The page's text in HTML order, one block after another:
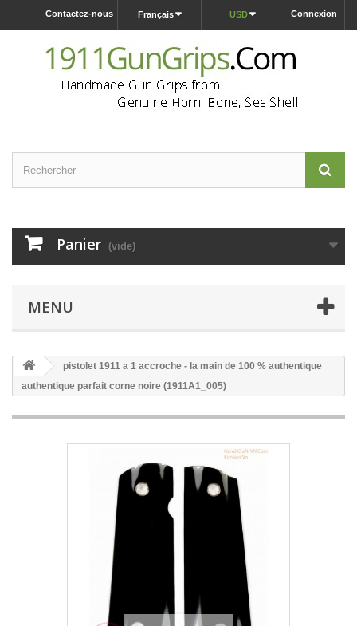
Connexion
USD
Français
Contactez-nous
Panier (vide)
MENU
pistolet 1911 a 1 accroche - la main de 100 % authentique
authentique parfait corne noire (1911A1_005)